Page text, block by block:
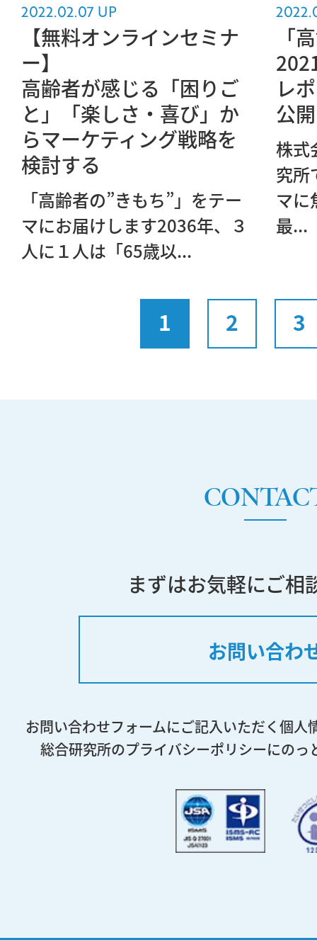
2022.02.07 UP
【無料オンラインセミナ
ー】
高齢者が感じる「困りご
と」「楽しさ・喜び」か
らマーケティング戦略を
検討する
「高齢者の”きもち”」をテー
マにお届けします2036年、３
人に１人は「65歳以...
「
レ
公開
株式
究所
マに
最...
1 2 3
まずはお気軽にご相
お問い合わ
お問い合わせフォームにご記入いただく個人
総合研究所のプライバシーポリシーにのっ